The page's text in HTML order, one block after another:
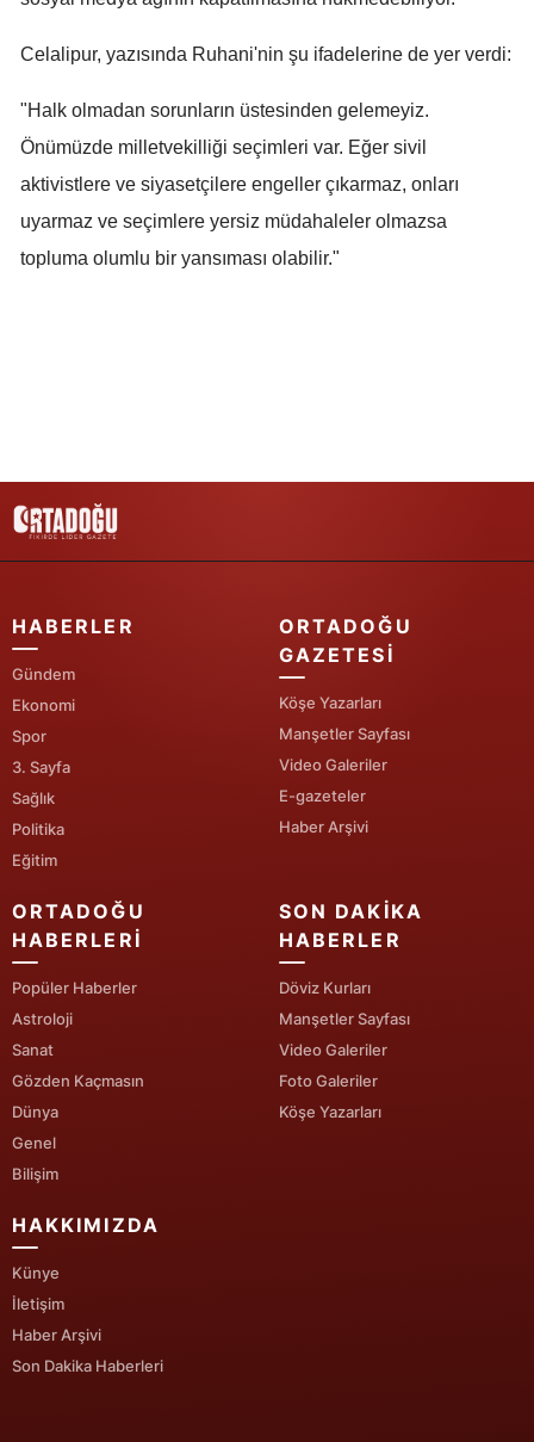
Tokat
Trabzon
Tunceli
Şanlıurfa
Bayburt
Kırıkkale
Batman
Şırnak
Bartın
Iğdır
Yalova
Kilis
Osmaniye
Celalipur, yazısında Ruhani'nin şu ifadelerine de yer verdi:
"Halk olmadan sorunların üstesinden gelemeyiz.
Önümüzde milletvekilliği seçimleri var. Eğer sivil
aktivistlere ve siyasetçilere engeller çıkarmaz, onları
uyarmaz ve seçimlere yersiz müdahaleler olmazsa
topluma olumlu bir yansıması olabilir."
HABERLER
Gündem
Ekonomi
Spor
3. Sayfa
Sağlık
Politika
Eğitim
ORTADOĞU
GAZETESI
Köşe Yazarları
Manşetler Sayfası
Video Galeriler
E-gazeteler
Haber Arşivi
ORTADOĞU
HABERLERI
Popüler Haberler
Astroloji
Sanat
Gözden Kaçmasın
Dünya
Genel
Bilişim
SON DAKIKA
HABERLER
Döviz Kurları
Manşetler Sayfası
Video Galeriler
Foto Galeriler
Köşe Yazarları
HAKKIMIZDA
Künye
İletişim
Haber Arşivi
Son Dakika Haberleri